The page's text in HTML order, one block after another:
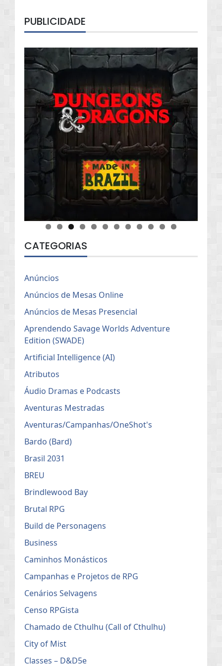
PUBLICIDADE
CATEGORIAS
Anúncios
Anúncios de Mesas Online
Anúncios de Mesas Presencial
Aprendendo Savage Worlds Adventure
Edition (SWADE)
Artificial Intelligence (AI)
Atributos
Áudio Dramas e Podcasts
Aventuras Mestradas
Aventuras/Campanhas/OneShot's
Bardo (Bard)
Brasil 2031
BREU
Brindlewood Bay
Brutal RPG
Build de Personagens
Business
Caminhos Monásticos
Campanhas e Projetos de RPG
Cenários Selvagens
Censo RPGista
Chamado de Cthulhu (Call of Cthulhu)
City of Mist
Classes – D&D5e